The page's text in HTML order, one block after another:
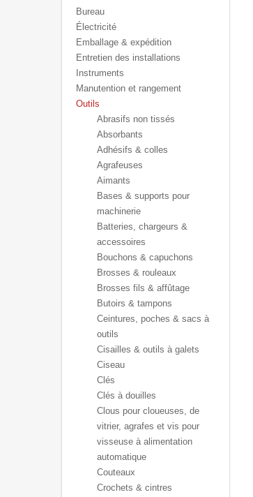
Bureau
Électricité
Emballage & expédition
Entretien des installations
Instruments
Manutention et rangement
Outils
Abrasifs non tissés
Absorbants
Adhésifs & colles
Agrafeuses
Aimants
Bases & supports pour
machinerie
Batteries, chargeurs &
accessoires
Bouchons & capuchons
Brosses & rouleaux
Brosses fils & affûtage
Butoirs & tampons
Ceintures, poches & sacs à
outils
Cisailles & outils à galets
Ciseau
Clés
Clés à douilles
Clous pour cloueuses, de
vitrier, agrafes et vis pour
visseuse à alimentation
automatique
Couteaux
Crochets & cintres